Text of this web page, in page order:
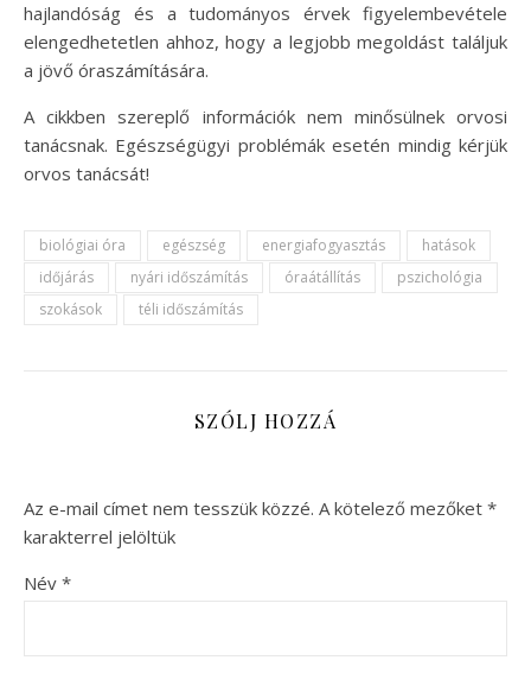
hajlandóság és a tudományos érvek figyelembevétele
elengedhetetlen ahhoz, hogy a legjobb megoldást találjuk
a jövő óraszámítására.
A cikkben szereplő információk nem minősülnek orvosi
tanácsnak. Egészségügyi problémák esetén mindig kérjük
orvos tanácsát!
biológiai óra egészség energiafogyasztás
hatások
időjárás
nyári időszámítás óraátállítás
pszichológia
szokások
téli időszámítás
SZÓLJ HOZZÁ
Az e-mail címet nem tesszük közzé. A kötelező mezőket *
karakterrel jelöltük
Név *